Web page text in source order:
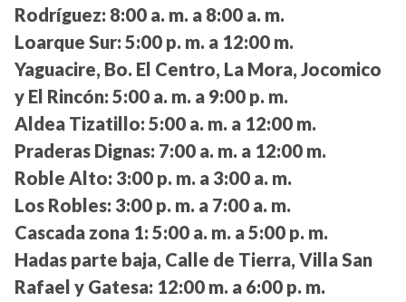
Rodríguez: 8:00 a. m. a 8:00 a. m.
Loarque Sur: 5:00 p. m. a 12:00 m.
Yaguacire, Bo. El Centro, La Mora, Jocomico
y El Rincón: 5:00 a. m. a 9:00 p. m.
Aldea Tizatillo: 5:00 a. m. a 12:00 m.
Praderas Dignas: 7:00 a. m. a 12:00 m.
Roble Alto: 3:00 p. m. a 3:00 a. m.
Los Robles: 3:00 p. m. a 7:00 a. m.
Cascada zona 1: 5:00 a. m. a 5:00 p. m.
Hadas parte baja, Calle de Tierra, Villa San
Rafael y Gatesa: 12:00 m. a 6:00 p. m.